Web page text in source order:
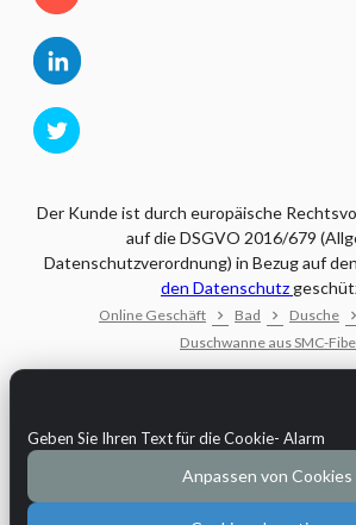
Geben Sie Ihren Text für die Cookie- Alarm
Anpassen von Cookies
Der Kunde ist durch europäische
auf die DSGVO 2016/679
Datenschutzverordnung) in Bezug auf den
den Datenschutz
Online Geschäft Bad Dusche
Duschwanne aus SMC-
Verwendung der Cookies•Datenschutz